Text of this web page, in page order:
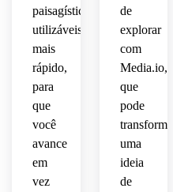
clássica
com
clareza
moderna.
mistura
escala
urbana
narrativa
ambiental
envolvente.
em
paisagísticos
utilizáveis
mais
rápido,
para
que
você
avance
em
vez
de
explorar
com
Media.io,
que
pode
transformar
uma
ideia
de